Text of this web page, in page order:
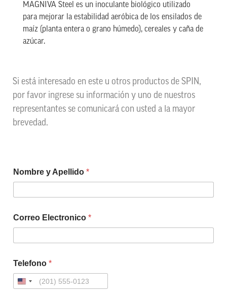
MAGNIVA Steel es un inoculante biológico utilizado
para mejorar la estabilidad aeróbica de los ensilados de
maíz (planta entera o grano húmedo), cereales y caña de
azúcar.
Si está interesado en este u otros productos de SPIN,
por favor ingrese su información y uno de nuestros
representantes se comunicará con usted a la mayor
brevedad.
Nombre y Apellido *
Correo Electronico *
Telefono *